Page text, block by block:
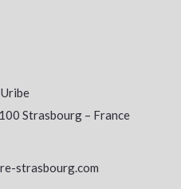
Strasbourg – France
strasbourg.com